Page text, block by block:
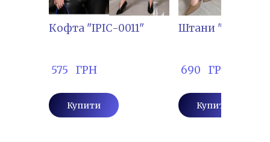
Кофта "ІРІС-0011"
575   ГРН
Купити
Штани "ВЛАДА-
690   ГРН
Купити